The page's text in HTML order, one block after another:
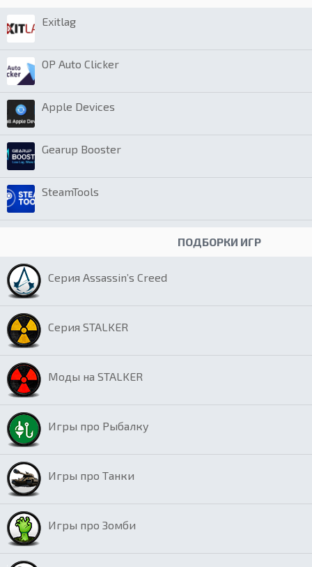
Exitlag
OP Auto Clicker
Apple Devices
Gearup Booster
SteamTools
ПОДБОРКИ ИГР
Серия Assassin’s Creed
Серия STALKER
Моды на STALKER
Игры про Рыбалку
Игры про Танки
Игры про Зомби